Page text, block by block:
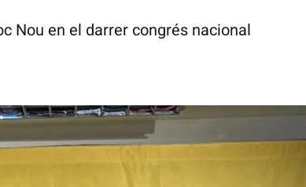
Nou en el darrer congrés nacional